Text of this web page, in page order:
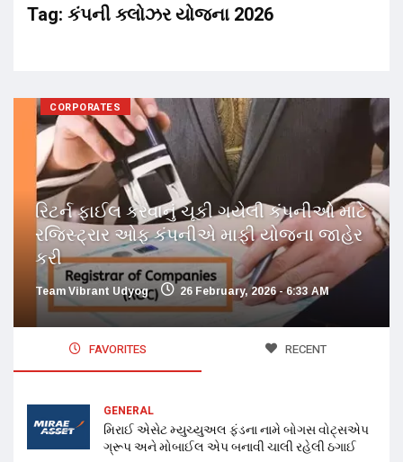
Tag: કંપની ક્લોઝર યોજના 2026
CORPORATES
રિટર્ન ફાઈલ કરવાનું ચૂકી ગયેલી કંપનીઓ માટે
રજિસ્ટ્રાર ઓફ કંપનીએ માફી યોજના જાહેર
કરી
Team Vibrant Udyog 26 February, 2026 - 6:33 AM
FAVORITES RECENT
GENERAL
મિરાઈ એસેટ મ્યુચ્યુઅલ ફંડના નામે બોગસ વોટ્સએપ
ગ્રૂપ અને મોબાઈલ એપ બનાવી ચાલી રહેલી ઠગાઈ